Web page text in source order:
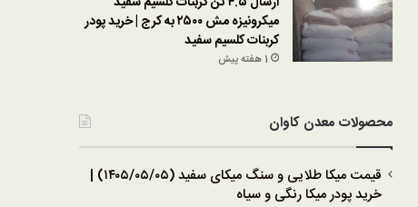
میکرونیزه مش ۲۵۰۰ به کرج | خرید پودر
کربنات کلسیم سفید
1 هفته پیش
محصولات معدن کاوان
قیمت میکا طلایی و سنگ میکای سفید (۱۴۰۵/۰۵/۰۵) |
خرید پودر میکا رنگی و سیاه